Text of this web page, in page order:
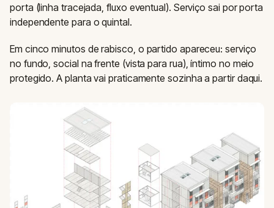
porta (linha tracejada, fluxo eventual). Serviço sai por porta
independente para o quintal.
Em cinco minutos de rabisco, o partido apareceu: serviço
no fundo, social na frente (vista para rua), íntimo no meio
protegido. A planta vai praticamente sozinha a partir daqui.